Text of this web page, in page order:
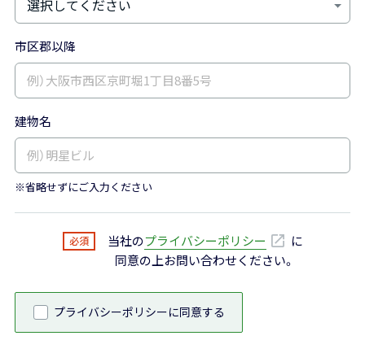
市区郡以降
建物名
※省略せずにご入力ください
当社のプライバシーポリシー
に
同意の上お問い合わせください。
プライバシーポリシーに同意する